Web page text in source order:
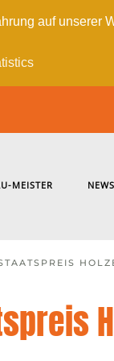
auf unserer
MEISTER NEWS